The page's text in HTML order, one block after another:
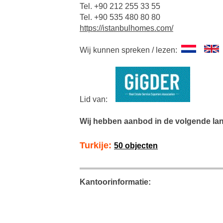
Tel. +90 212 255 33 55
Tel. +90 535 480 80 80
https://istanbulhomes.com/
Wij kunnen spreken / lezen:
Lid van:
Wij hebben aanbod in de volgende
Turkije: 50 objecten
Kantoorinformatie: